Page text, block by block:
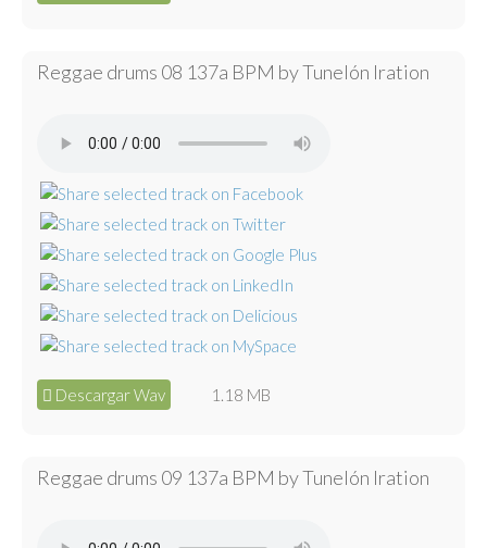
Reggae drums 08 137a BPM by Tunelón Iration
Descargar Wav 1.18 MB
Reggae drums 09 137a BPM by Tunelón Iration